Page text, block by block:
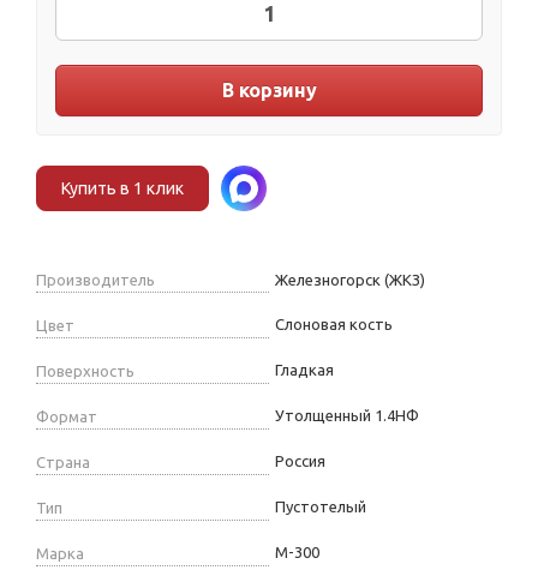
В корзину
Купить в 1 клик
Производитель Железногорск (ЖКЗ)
Цвет Слоновая кость
Поверхность Гладкая
Формат Утолщенный 1.4НФ
Страна Россия
Тип Пустотелый
Марка М-300